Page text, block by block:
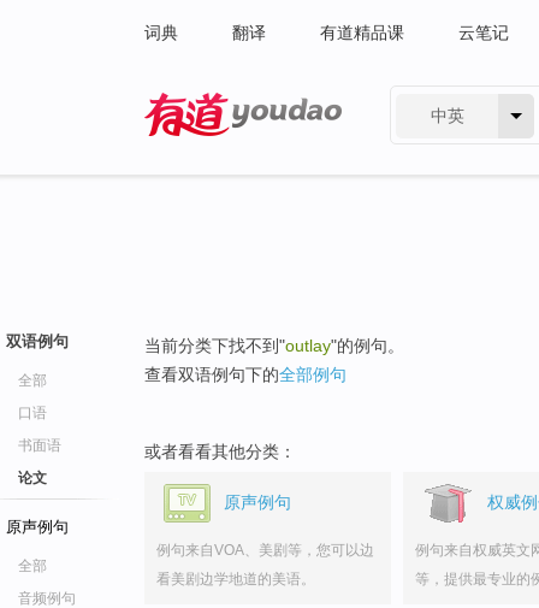
词典 翻译 有道精品课 云笔记
中英
双语例句
全部
口语
书面语
论文
原声例句
全部
音频例句
当前分类下找不到"outlay"的例句。
查看双语例句下的全部例句
或者看看其他分类：
原声例句
例句来自VOA、美剧等，您可以边
看美剧边学地道的美语。
权威
例句来自权威英文
等，提供最专业的